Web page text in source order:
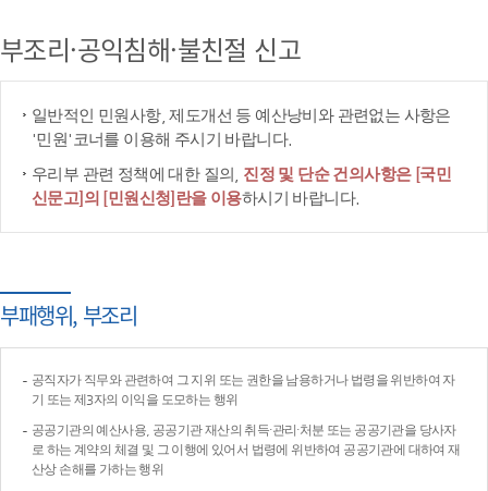
부조리·공익침해·불친절 신고
일반적인 민원사항, 제도개선 등 예산낭비와 관련없는 사항은
'민원'코너를 이용해 주시기 바랍니다.
우리부 관련 정책에 대한 질의, 진정 및 단순 건의사항은 [국민
신문고]의 [민원신청]란을 이용하시기 바랍니다.
부패행위, 부조리
공직자가 직무와 관련하여 그 지위 또는 권한을 남용하거나 법령을 위반하여 자
기 또는 제3자의 이익을 도모하는 행위
공공기관의 예산사용, 공공기관 재산의 취득·관리·처분 또는 공공기관을 당사자
로 하는 계약의 체결 및 그 이행에 있어서 법령에 위반하여 공공기관에 대하여 재
산상 손해를 가하는 행위